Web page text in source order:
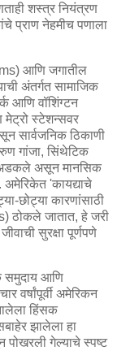
शस्त्र नियंत्रण
प्राण नेहमीच पणाला
आणि जगातील
अंतर्गत सामाजिक
आणि वॉशिंग्टन
मेट्रो स्टेशन्सवर
सार्वजनिक ठिकाणी
गांजा, सिंथेटिक
अडकले असून मानसिक
'कायद्याचे
छोट्या कारणांसाठी
ठोकले जातात, हे जरी
सुरक्षा पूर्णपणे
समुदाय आणि
वर्षांपूर्वी अमेरिकन
हिंसक
झालेला हा
पोखरली गेल्याचे स्पष्ट